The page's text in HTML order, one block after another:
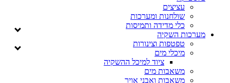
עציצים
שולחנות ומערכות
כלי מדידה ותמיסות
מערכות השקיה
טפטפות וצינורות
מיכלי מים
ציוד למיכל ההשקיה
משאבות מים
משאבות ואבני אויר